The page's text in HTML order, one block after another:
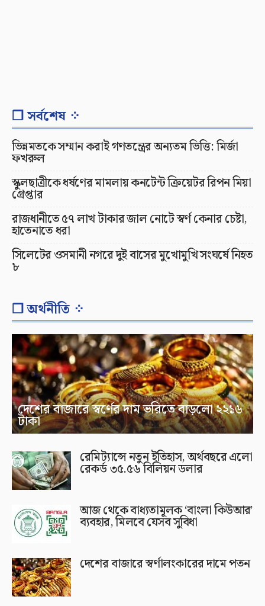
❐ সর্বশেষ ⁘
ভিন্নমতকে সম্মান করাই গণতন্ত্রের অন্যতম ভিত্তি: মির্জা
ফখরুল
স্কুলছাত্রীকে ধর্ষণের মামলায় কনটেন্ট ক্রিয়েটর রিপন মিয়া
গ্রেপ্তার
রাজধানীতে ৫৭ লাখ টাকার জাল নোটে স্বর্ণ কেনার চেষ্টা,
হাতেনাতে ধরা
সিলেটের ওসমানী নগরে দুই বাসের মুখোমুখি সংঘর্ষে নিহত
৮
❐ অর্থনীতি ⁘
দেশের বাজারে স্বর্ণের দাম ভরিতে বাড়লো ২২১৬
টাকা
রেমিট্যান্সে নতুন ইতিহাস, অর্থবছরে এলো
রেকর্ড ৩৫.৫৬ বিলিয়ন ডলার
আজ থেকে বাধ্যতামূলক ‘বাংলা কিউআর’
ব্যবহার, মিলবে যেসব সুবিধা
দেশের বাজারে স্বর্ণালংকারের দামে পতন